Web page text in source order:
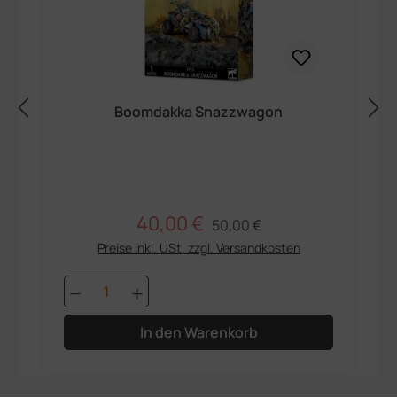
Boomdakka Snazzwagon
Verkaufspreis:
40,00 € Regulärer Preis:
50,00 €
Preise inkl. USt. zzgl. Versandkosten
Produkt Anzahl: Gib den
In den Warenkorb